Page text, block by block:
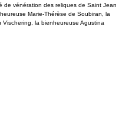
de vénération des reliques de Saint Jean
Marie-Thérèse de Soubiran, la
la bienheureuse Agustina